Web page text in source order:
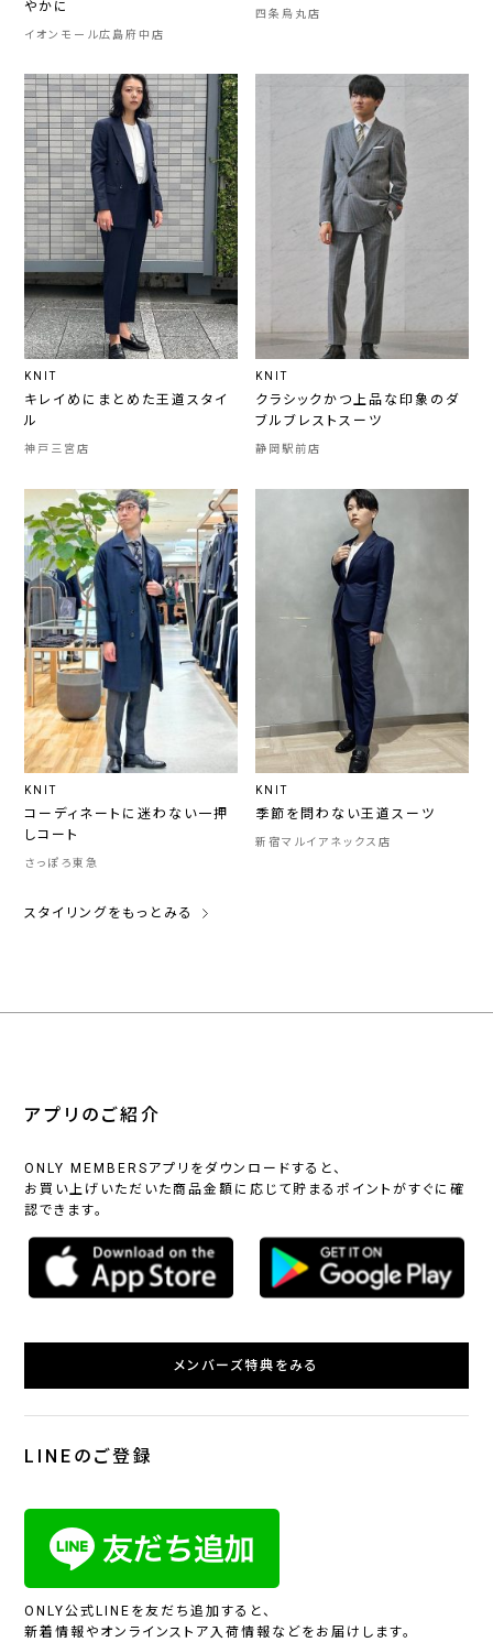
やかに
イオンモール広島府中店
四条烏丸店
KNIT
キレイめにまとめた王道スタイ
ル
神戸三宮店
KNIT
クラシックかつ上品な印象のダ
ブルブレストスーツ
静岡駅前店
KNIT
コーディネートに迷わない一押
しコート
さっぽろ東急
KNIT
季節を問わない王道スーツ
新宿マルイアネックス店
スタイリングをもっとみる
アプリのご紹介
ONLY MEMBERSアプリをダウンロードすると、
お買い上げいただいた商品金額に応じて貯まるポイントがすぐに確
認できます。
メンバーズ特典をみる
LINEのご登録
ONLY公式LINEを友だち追加すると、
新着情報やオンラインストア入荷情報などをお届けします。